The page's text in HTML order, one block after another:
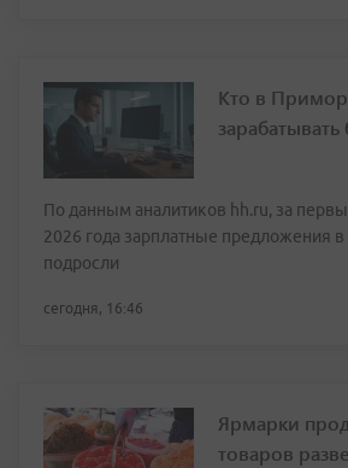
Кто в
По данным аналитиков hh.ru, за
2026 года зарплатные предложения в
подросли
сегодня, 16:46
Ярмарки
товаров